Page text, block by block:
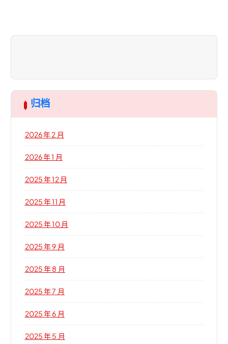
归档
2026 年 2 月
2026 年 1 月
2025 年 12 月
2025 年 11 月
2025 年 10 月
2025 年 9 月
2025 年 8 月
2025 年 7 月
2025 年 6 月
2025 年 5 月